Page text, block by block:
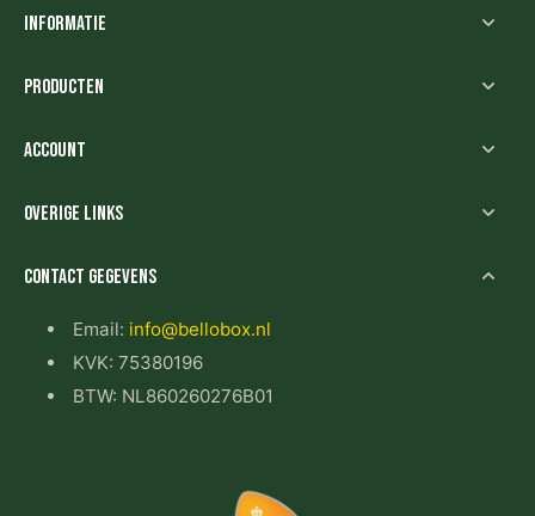
Informatie
Producten
Account
Overige links
Contact gegevens
Email: info@bellobox.nl
KVK: 75380196
BTW: NL860260276B01